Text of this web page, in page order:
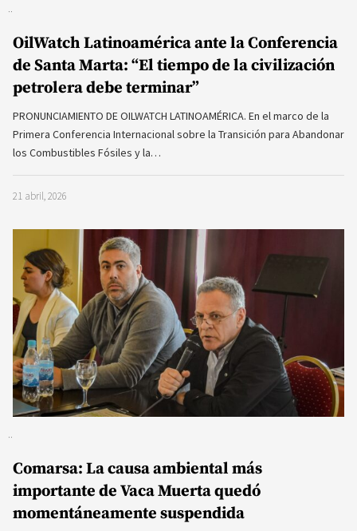
OilWatch Latinoamérica ante la Conferencia
de Santa Marta: “El tiempo de la civilización
petrolera debe terminar”
PRONUNCIAMIENTO DE OILWATCH LATINOAMÉRICA. En el marco de la
Primera Conferencia Internacional sobre la Transición para Abandonar
los Combustibles Fósiles y la…
21 abril, 2026
Comarsa: La causa ambiental más
importante de Vaca Muerta quedó
momentáneamente suspendida